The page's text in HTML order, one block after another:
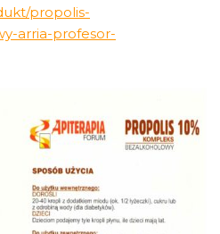
propolis-
arria-profesor-